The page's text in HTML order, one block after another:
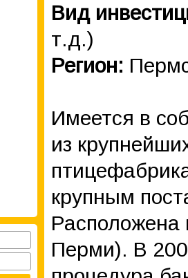
Вид
т.д.)
Регион:
Имеется в
из
крупным
Расположена
Перми). В